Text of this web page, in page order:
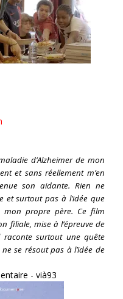
d’Alzheimer de mon
et sans réellement m’en
son aidante. Rien ne
et surtout pas à l’idée que
mon propre père. Ce film
filiale, mise à l’épreuve de
surtout une quête
se résout pas à l’idée de
- vià93